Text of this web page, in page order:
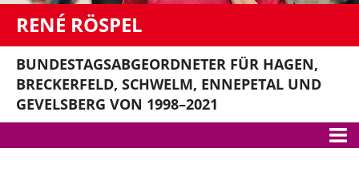
RENÉ RÖSPEL
BUNDESTAGSABGEORDNETER FÜR HAGEN,
BRECKERFELD, SCHWELM, ENNEPETAL UND
GEVELSBERG VON 1998–2021